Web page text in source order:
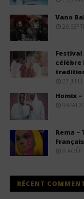
Vano
26
Festival
célèbre
27
Homix
9 MAI
Rema –
8
RÉCENT